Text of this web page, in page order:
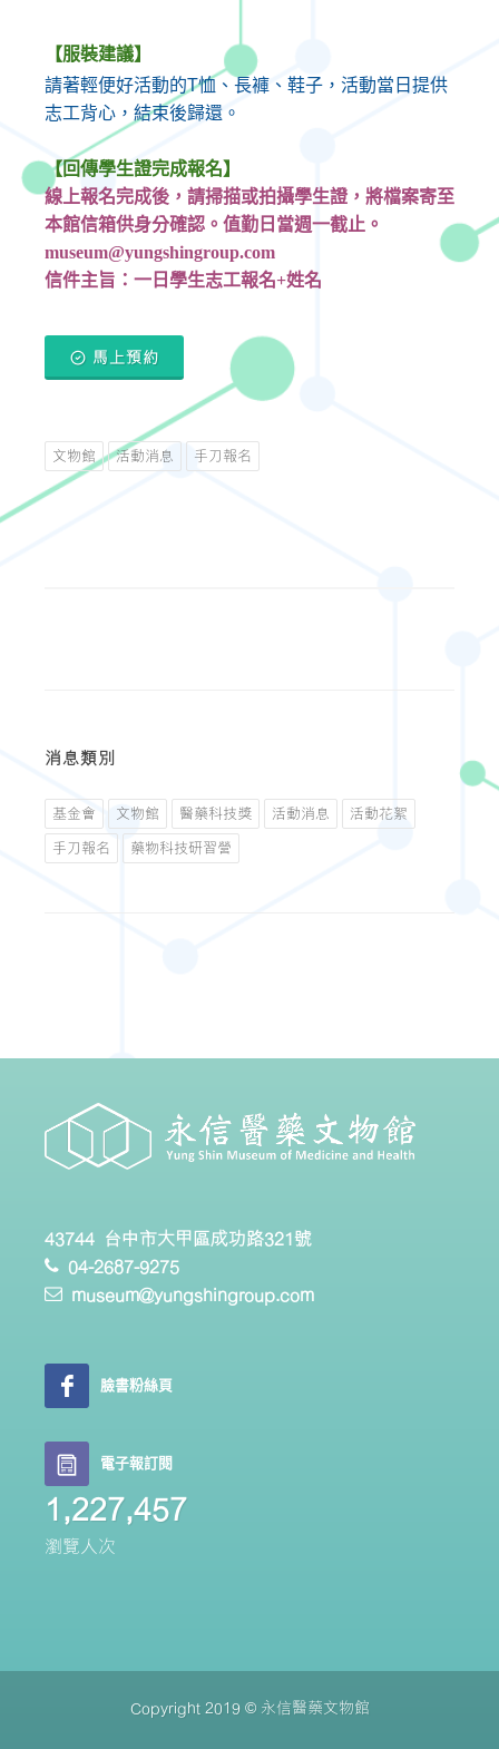
【服裝建議】
請著輕便好活動的T恤、長褲、鞋子，活動當日提供
志工背心，結束後歸還。
【回傳學生證完成報名】
線上報名完成後，請掃描或拍攝學生證，將檔案寄至
本館信箱供身分確認。值勤日當週一截止。
museum@yungshingroup.com
信件主旨：一日學生志工報名+姓名
馬上預約
文物館 活動消息 手刀報名
消息類別
基金會 文物館 醫藥科技獎 活動消息 活動花絮
手刀報名 藥物科技研習營
43744 台中市大甲區成功路321號
04-2687-9275
museum@yungshingroup.com
臉書粉絲頁
電子報訂閱
1,227,457
瀏覽人次
Copyright 2019 © 永信醫藥文物館